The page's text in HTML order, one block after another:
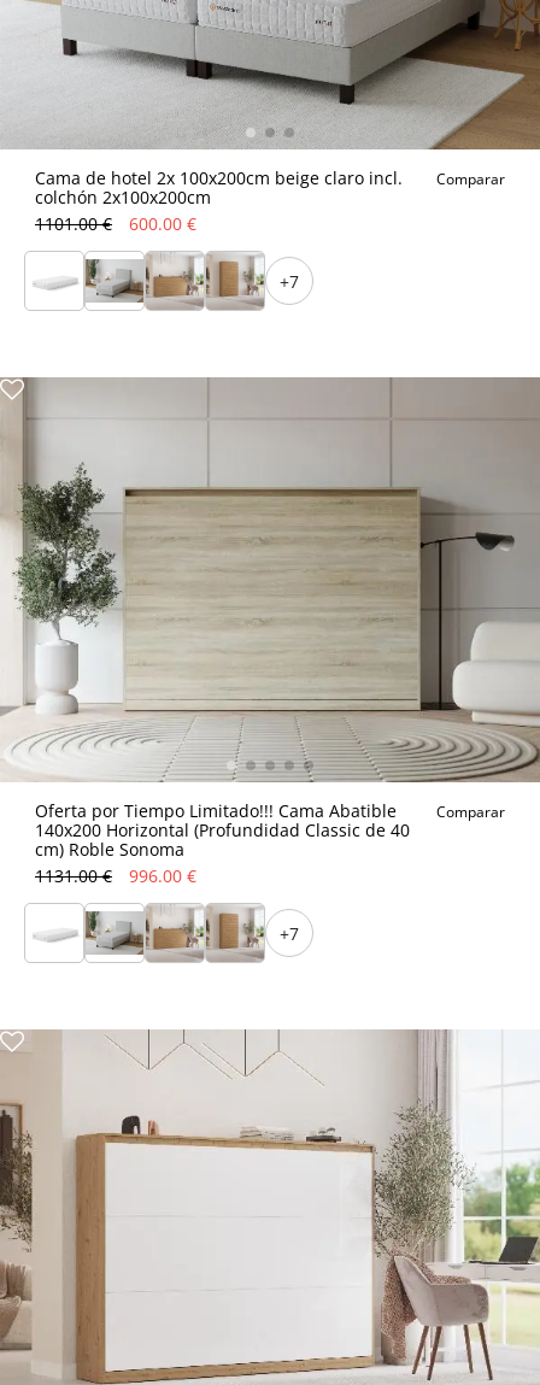
Cama de hotel 2x 100x200cm beige claro incl.
colchón 2x100x200cm
Comparar
1101.00 € 600.00 €
+7
Oferta por Tiempo Limitado!!! Cama Abatible
140x200 Horizontal (Profundidad Classic de 40
cm) Roble Sonoma
Comparar
1131.00 € 996.00 €
+7